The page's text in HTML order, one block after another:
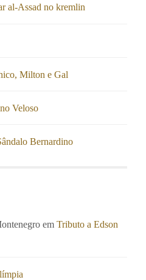
al-Assad no kremlin
Milton e Gal
Veloso
Bernardino
emTributo a Edson